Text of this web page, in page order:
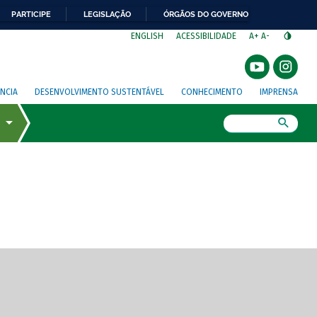
PARTICIPE LEGISLAÇÃO ÓRGÃOS DO GOVERNO
ENGLISH ACESSIBILIDADE A+ A-
DESENVOLVIMENTO SUSTENTÁVEL CONHECIMENTO IMPRENSA
de tela